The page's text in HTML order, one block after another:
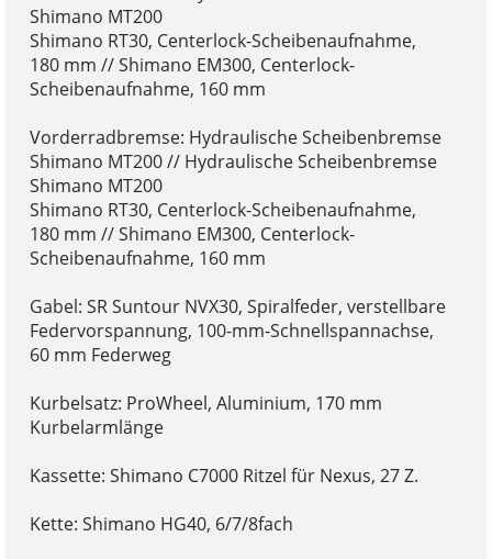
Shimano MT200
Shimano RT30, Centerlock-Scheibenaufnahme,
180 mm // Shimano EM300, Centerlock-
Scheibenaufnahme, 160 mm
Vorderradbremse: Hydraulische Scheibenbremse
Shimano MT200 // Hydraulische Scheibenbremse
Shimano MT200
Shimano RT30, Centerlock-Scheibenaufnahme,
180 mm // Shimano EM300, Centerlock-
Scheibenaufnahme, 160 mm
Gabel: SR Suntour NVX30, Spiralfeder, verstellbare
Federvorspannung, 100-mm-Schnellspannachse,
60 mm Federweg
Kurbelsatz: ProWheel, Aluminium, 170 mm
Kurbelarmlänge
Kassette: Shimano C7000 Ritzel für Nexus, 27 Z.
Kette: Shimano HG40, 6/7/8fach